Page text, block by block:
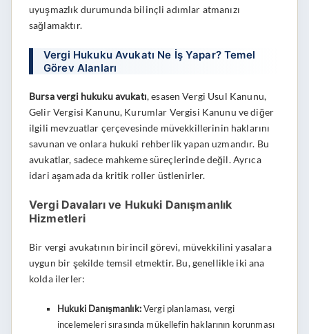
uyuşmazlık durumunda bilinçli adımlar atmanızı
sağlamaktır.
Vergi Hukuku Avukatı Ne İş Yapar? Temel
Görev Alanları
Bursa vergi hukuku avukatı, esasen Vergi Usul Kanunu,
Gelir Vergisi Kanunu, Kurumlar Vergisi Kanunu ve diğer
ilgili mevzuatlar çerçevesinde müvekkillerinin haklarını
savunan ve onlara hukuki rehberlik yapan uzmandır. Bu
avukatlar, sadece mahkeme süreçlerinde değil. Ayrıca
idari aşamada da kritik roller üstlenirler.
Vergi Davaları ve Hukuki Danışmanlık
Hizmetleri
Bir vergi avukatının birincil görevi, müvekkilini yasalara
uygun bir şekilde temsil etmektir. Bu, genellikle iki ana
kolda ilerler:
Hukuki Danışmanlık:Vergi planlaması, vergi
incelemeleri sırasında mükellefin haklarının korunması